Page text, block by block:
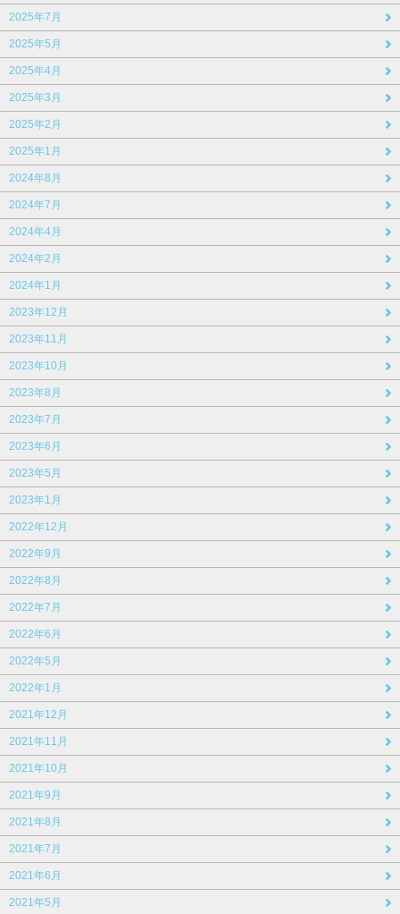
2025年7月
2025年5月
2025年4月
2025年3月
2025年2月
2025年1月
2024年8月
2024年7月
2024年4月
2024年2月
2024年1月
2023年12月
2023年11月
2023年10月
2023年8月
2023年7月
2023年6月
2023年5月
2023年1月
2022年12月
2022年9月
2022年8月
2022年7月
2022年6月
2022年5月
2022年1月
2021年12月
2021年11月
2021年10月
2021年9月
2021年8月
2021年7月
2021年6月
2021年5月